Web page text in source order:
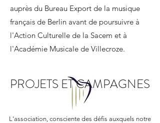
auprès du Bureau Export de la musique
français de Berlin avant de poursuivre à
l'Action Culturelle de la Sacem et à
l'Académie Musicale de Villecroze.
PROJETS ET CAMPAGNES
L'association, consciente des défis auxquels notre